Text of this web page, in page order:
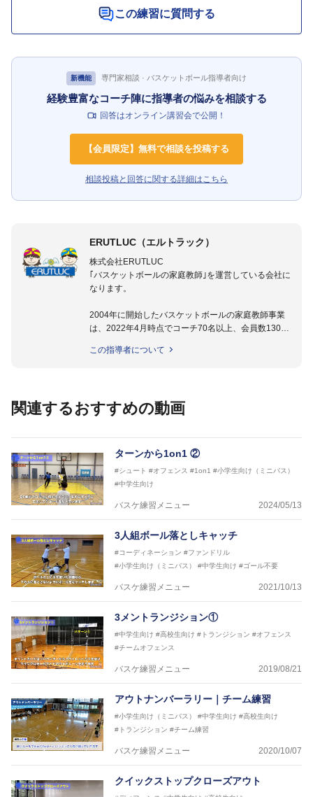
この練習に質問する
新機能 専門家相談 · バスケットボール指導者向け
経験豊富なコーチ陣に指導者の悩みを相談する
回答はオンライン講習会で公開！
【会員限定】無料で相談を投稿する
相談投稿と回答に関する詳細はこちら
ERUTLUC（エルトラック）
株式会社ERUTLUC
｢バスケットボールの家庭教師｣を運営している会社に
なります。
2004年に開始したバスケットボールの家庭教師事業
は、2022年4月時点でコーチ70名以上、会員数1300
指導実績多数・各地講習会なども担当しており、「は
など多くの書籍・DVDも監修しています。
2016年U12ナショナルキャンプヘッドコーチ
2016年U13ナショナルキャンプヘッドコーチ
2016年男子日本代表サポートコーチ
2017年U12ナショナルキャンプヘッドコーチ
2017年U13ナショナルキャンプヘッドコーチ
リーコーチ
2018年U12ナショナルキャンプヘッドコーチ
2018年U13ナショナルキャンプヘッドコーチ
2018年～2021年男子日本代表サポートコーチ
2021年～女子日本代表アシスタントコーチ
この指導者について
関連するおすすめの動画
ターンから1on1 ②
#シュート #オフェンス #1on1 #小学生向け（ミニバス）
#中学生向け
バスケ練習メニュー 2024/05/13
3人組ボール落としキャッチ
#コーディネーション #ファンドリル
#小学生向け（ミニバス）
#中学生向け #ゴール不要
バスケ練習メニュー 2021/10/13
3メントランジション①
#中学生向け #高校生向け #トランジション #オフェンス
#チームオフェンス
バスケ練習メニュー 2019/08/21
アウトナンバーラリー｜チーム練習
#小学生向け（ミニバス） #中学生向け #高校生向け
#トランジション #チーム練習
バスケ練習メニュー 2020/10/07
クイックストップクローズアウト